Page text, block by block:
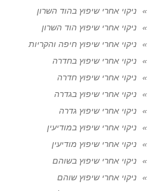
ניקוי אחרי שיפוץ בהוד השרון
ניקוי אחרי שיפוץ הוד השרון
ניקוי אחרי שיפוץ חיפה והקריות
ניקוי אחרי שיפוץ בחדרה
ניקוי אחרי שיפוץ חדרה
ניקוי אחרי שיפוץ בגדרה
ניקוי אחרי שיפוץ גדרה
ניקוי אחרי שיפוץ במודיעין
ניקוי אחרי שיפוץ מודיעין
ניקוי אחרי שיפוץ בשוהם
ניקוי אחרי שיפוץ שוהם